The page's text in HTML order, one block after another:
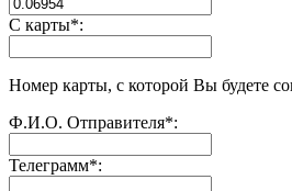
С карты*:
Номер карты, с которой Вы будете
Ф.И.О. Отправителя*:
Телеграмм*: